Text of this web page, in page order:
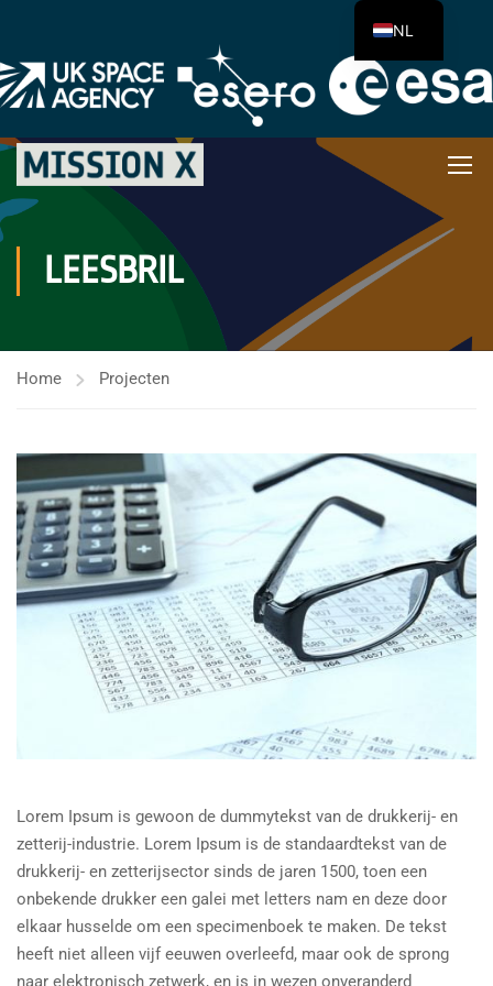
LEESBRIL
Home Projecten
Lorem Ipsum is gewoon de dummytekst van de drukkerij- en
zetterij-industrie. Lorem Ipsum is de standaardtekst van de
drukkerij- en zetterijsector sinds de jaren 1500, toen een
onbekende drukker een galei met letters nam en deze door
elkaar husselde om een specimenboek te maken. De tekst
heeft niet alleen vijf eeuwen overleefd, maar ook de sprong
naar elektronisch zetwerk, en is in wezen onveranderd
NL